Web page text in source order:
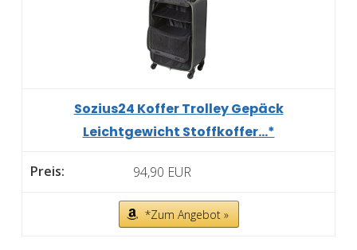
Sozius24 Koffer Trolley Gepäck
Leichtgewicht Stoffkoffer...*
94,90 EUR
*Zum Angebot »